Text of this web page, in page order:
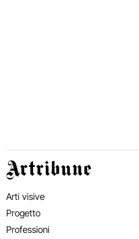
Artribune
Arti visive
Progetto
Professioni